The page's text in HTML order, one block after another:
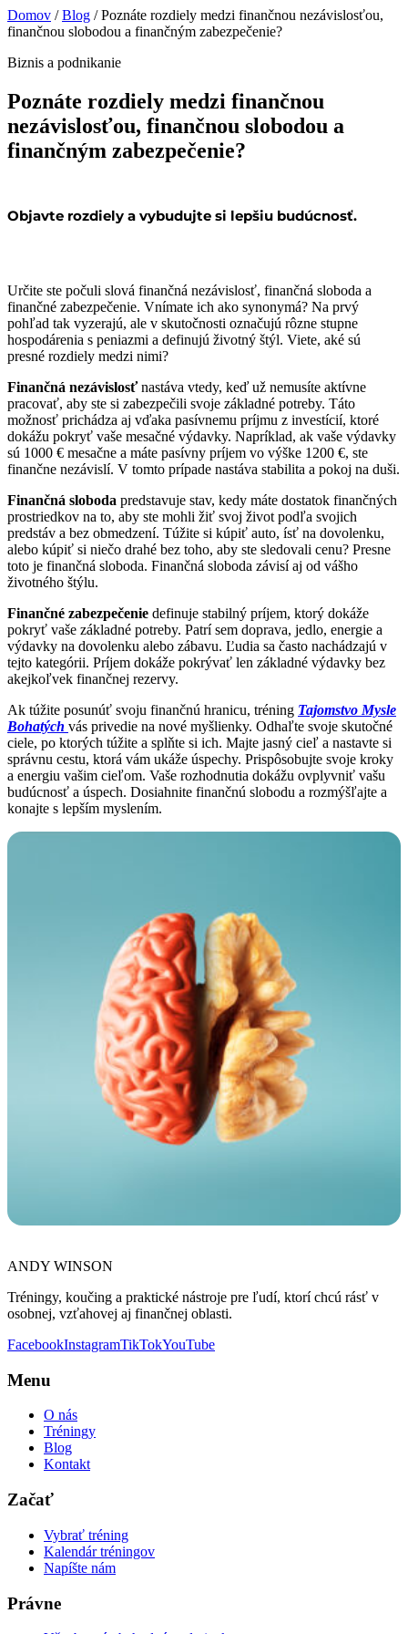
Domov / Blog / Poznáte rozdiely medzi finančnou nezávislosťou,
finančnou slobodou a finančným zabezpečenie?
Biznis a podnikanie
Poznáte rozdiely medzi finančnou
nezávislosťou, finančnou slobodou a
finančným zabezpečenie?
Objavte rozdiely a vybudujte si lepšiu budúcnosť.
Určite ste počuli slová finančná nezávislosť, finančná sloboda a
finančné zabezpečenie. Vnímate ich ako synonymá? Na prvý
pohľad tak vyzerajú, ale v skutočnosti označujú rôzne stupne
hospodárenia s peniazmi a definujú životný štýl. Viete, aké sú
presné rozdiely medzi nimi?
Finančná nezávislosťnastáva vtedy, keď už nemusíte aktívne
pracovať, aby ste si zabezpečili svoje základné potreby. Táto
možnosť prichádza aj vďaka pasívnemu príjmu z investícií, ktoré
dokážu pokryť vaše mesačné výdavky. Napríklad, ak vaše výdavky
sú 1000 € mesačne a máte pasívny príjem vo výške 1200 €, ste
finančne nezávislí. V tomto prípade nastáva stabilita a pokoj na duši.
Finančná sloboda predstavuje stav, kedy máte dostatok finančných
prostriedkov na to, aby ste mohli žiť svoj život podľa svojich
predstáv a bez obmedzení. Túžite si kúpiť auto, ísť na dovolenku,
alebo kúpiť si niečo drahé bez toho, aby ste sledovali cenu? Presne
toto je finančná sloboda. Finančná sloboda závisí aj od vášho
životného štýlu.
Finančné zabezpečenie definuje stabilný príjem, ktorý dokáže
pokryť vaše základné potreby. Patrí sem doprava, jedlo, energie a
výdavky na dovolenku alebo zábavu. Ľudia sa často nachádzajú v
tejto kategórii. Príjem dokáže pokrývať len základné výdavky bez
akejkoľvek finančnej rezervy.
Ak túžite posunúť svoju finančnú hranicu, tréning Tajomstvo Mysle
Bohatých vás privedie na nové myšlienky. Odhaľte svoje skutočné
ciele, po ktorých túžite a splňte si ich. Majte jasný cieľ a nastavte si
správnu cestu, ktorá vám ukáže úspechy. Prispôsobujte svoje kroky
a energiu vašim cieľom. Vaše rozhodnutia dokážu ovplyvniť vašu
budúcnosť a úspech. Dosiahnite finančnú slobodu a rozmýšľajte a
konajte s lepším myslením.
ANDY WINSON
Tréningy, koučing a praktické nástroje pre ľudí, ktorí chcú rásť v
osobnej, vzťahovej aj finančnej oblasti.
FacebookInstagramTikTokYouTube
Menu
O nás
Tréningy
Blog
Kontakt
Začať
Vybrať tréning
Kalendár tréningov
Napíšte nám
Právne